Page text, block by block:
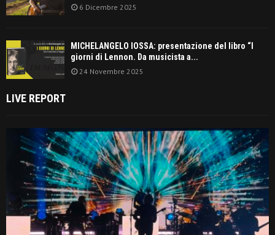
6 Dicembre 2025
MICHELANGELO IOSSA: presentazione del libro “I
giorni di Lennon. Da musicista a...
24 Novembre 2025
LIVE REPORT